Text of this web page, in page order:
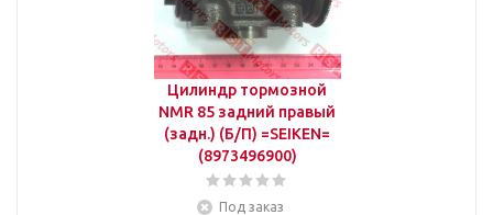
Цилиндр тормозной
NMR 85 задний правый
(задн.) (Б/П) =SEIKEN=
(8973496900)
Под заказ